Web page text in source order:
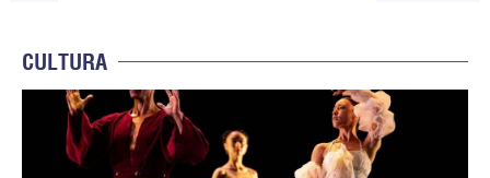
CULTURA